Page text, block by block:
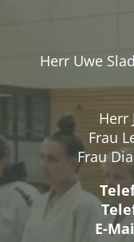
Herr Uwe
Herr
Frau
Frau
E-